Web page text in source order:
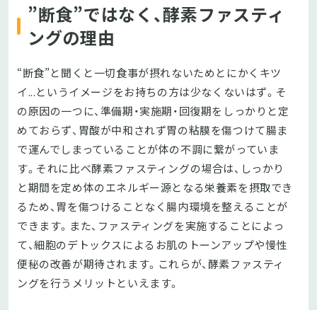
”断食”ではなく、酵素ファスティ
ングの理由
“断食”と聞くと一切食事が摂れないためとにかくキツ
イ...というイメージをお持ちの方は少なくないはず。そ
の原因の一つに、準備期・実施期・回復期をしっかりと定
めておらず、胃酸が中和されず胃の粘膜を傷つけて腸ま
で運んでしまっていることが体の不調に繋がっていま
す。それに比べ酵素ファスティングの場合は、しっかり
と期間を定め体のエネルギー源となる栄養素を摂取でき
るため、胃を傷つけることなく腸内環境を整えることが
できます。また、ファスティングを実施することによっ
て、細胞のデトックスによるお肌のトーンアップや慢性
便秘の改善が期待されます。これらが、酵素ファスティ
ングを行うメリットといえます。